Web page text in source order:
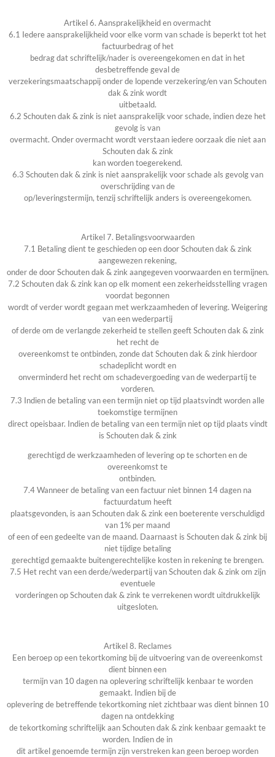
Artikel 6. Aansprakelijkheid en overmacht
6.1 Iedere aansprakelijkheid voor elke vorm van schade is beperkt tot het
factuurbedrag of het
bedrag dat schriftelijk/nader is overeengekomen en dat in het
desbetreffende geval de
verzekeringsmaatschappij onder de lopende verzekering/en van Schouten
dak & zink wordt
uitbetaald.
6.2 Schouten dak & zink is niet aansprakelijk voor schade, indien deze het
gevolg is van
overmacht. Onder overmacht wordt verstaan iedere oorzaak die niet aan
Schouten dak & zink
kan worden toegerekend.
6.3 Schouten dak & zink is niet aansprakelijk voor schade als gevolg van
overschrijding van de
op/leveringstermijn, tenzij schriftelijk anders is overeengekomen.
Artikel 7. Betalingsvoorwaarden
7.1 Betaling dient te geschieden op een door Schouten dak & zink
aangewezen rekening,
onder de door Schouten dak & zink aangegeven voorwaarden en termijnen.
7.2 Schouten dak & zink kan op elk moment een zekerheidsstelling vragen
voordat begonnen
wordt of verder wordt gegaan met werkzaamheden of levering. Weigering
van een wederpartij
of derde om de verlangde zekerheid te stellen geeft Schouten dak & zink
het recht de
overeenkomst te ontbinden, zonde dat Schouten dak & zink hierdoor
schadeplicht wordt en
onverminderd het recht om schadevergoeding van de wederpartij te
vorderen.
7.3 Indien de betaling van een termijn niet op tijd plaatsvindt worden alle
toekomstige termijnen
direct opeisbaar. Indien de betaling van een termijn niet op tijd plaats vindt
is Schouten dak & zink
gerechtigd de werkzaamheden of levering op te schorten en de
overeenkomst te
ontbinden.
7.4 Wanneer de betaling van een factuur niet binnen 14 dagen na
factuurdatum heeft
plaatsgevonden, is aan Schouten dak & zink een boeterente verschuldigd
van 1% per maand
of een of een gedeelte van de maand. Daarnaast is Schouten dak & zink bij
niet tijdige betaling
gerechtigd gemaakte buitengerechtelijke kosten in rekening te brengen.
7.5 Het recht van een derde/wederpartij van Schouten dak & zink om zijn
eventuele
vorderingen op Schouten dak & zink te verrekenen wordt uitdrukkelijk
uitgesloten.
Artikel 8. Reclames
Een beroep op een tekortkoming bij de uitvoering van de overeenkomst
dient binnen een
termijn van 10 dagen na oplevering schriftelijk kenbaar te worden
gemaakt. Indien bij de
oplevering de betreffende tekortkoming niet zichtbaar was dient binnen 10
dagen na ontdekking
de tekortkoming schriftelijk aan Schouten dak & zink kenbaar gemaakt te
worden. Indien de in
dit artikel genoemde termijn zijn verstreken kan geen beroep worden